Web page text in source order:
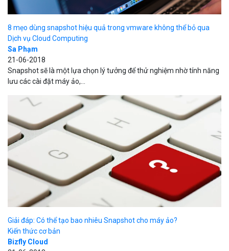
8 mẹo dùng snapshot hiệu quả trong vmware không thể bỏ qua
Dịch vụ Cloud Computing
Sa Phạm
21-06-2018
Snapshot sẽ là một lựa chọn lý tưởng để thử nghiệm nhờ tính năng
lưu các cài đặt máy ảo,...
Giải đáp: Có thể tạo bao nhiêu Snapshot cho máy ảo?
Kiến thức cơ bản
Bizfly Cloud